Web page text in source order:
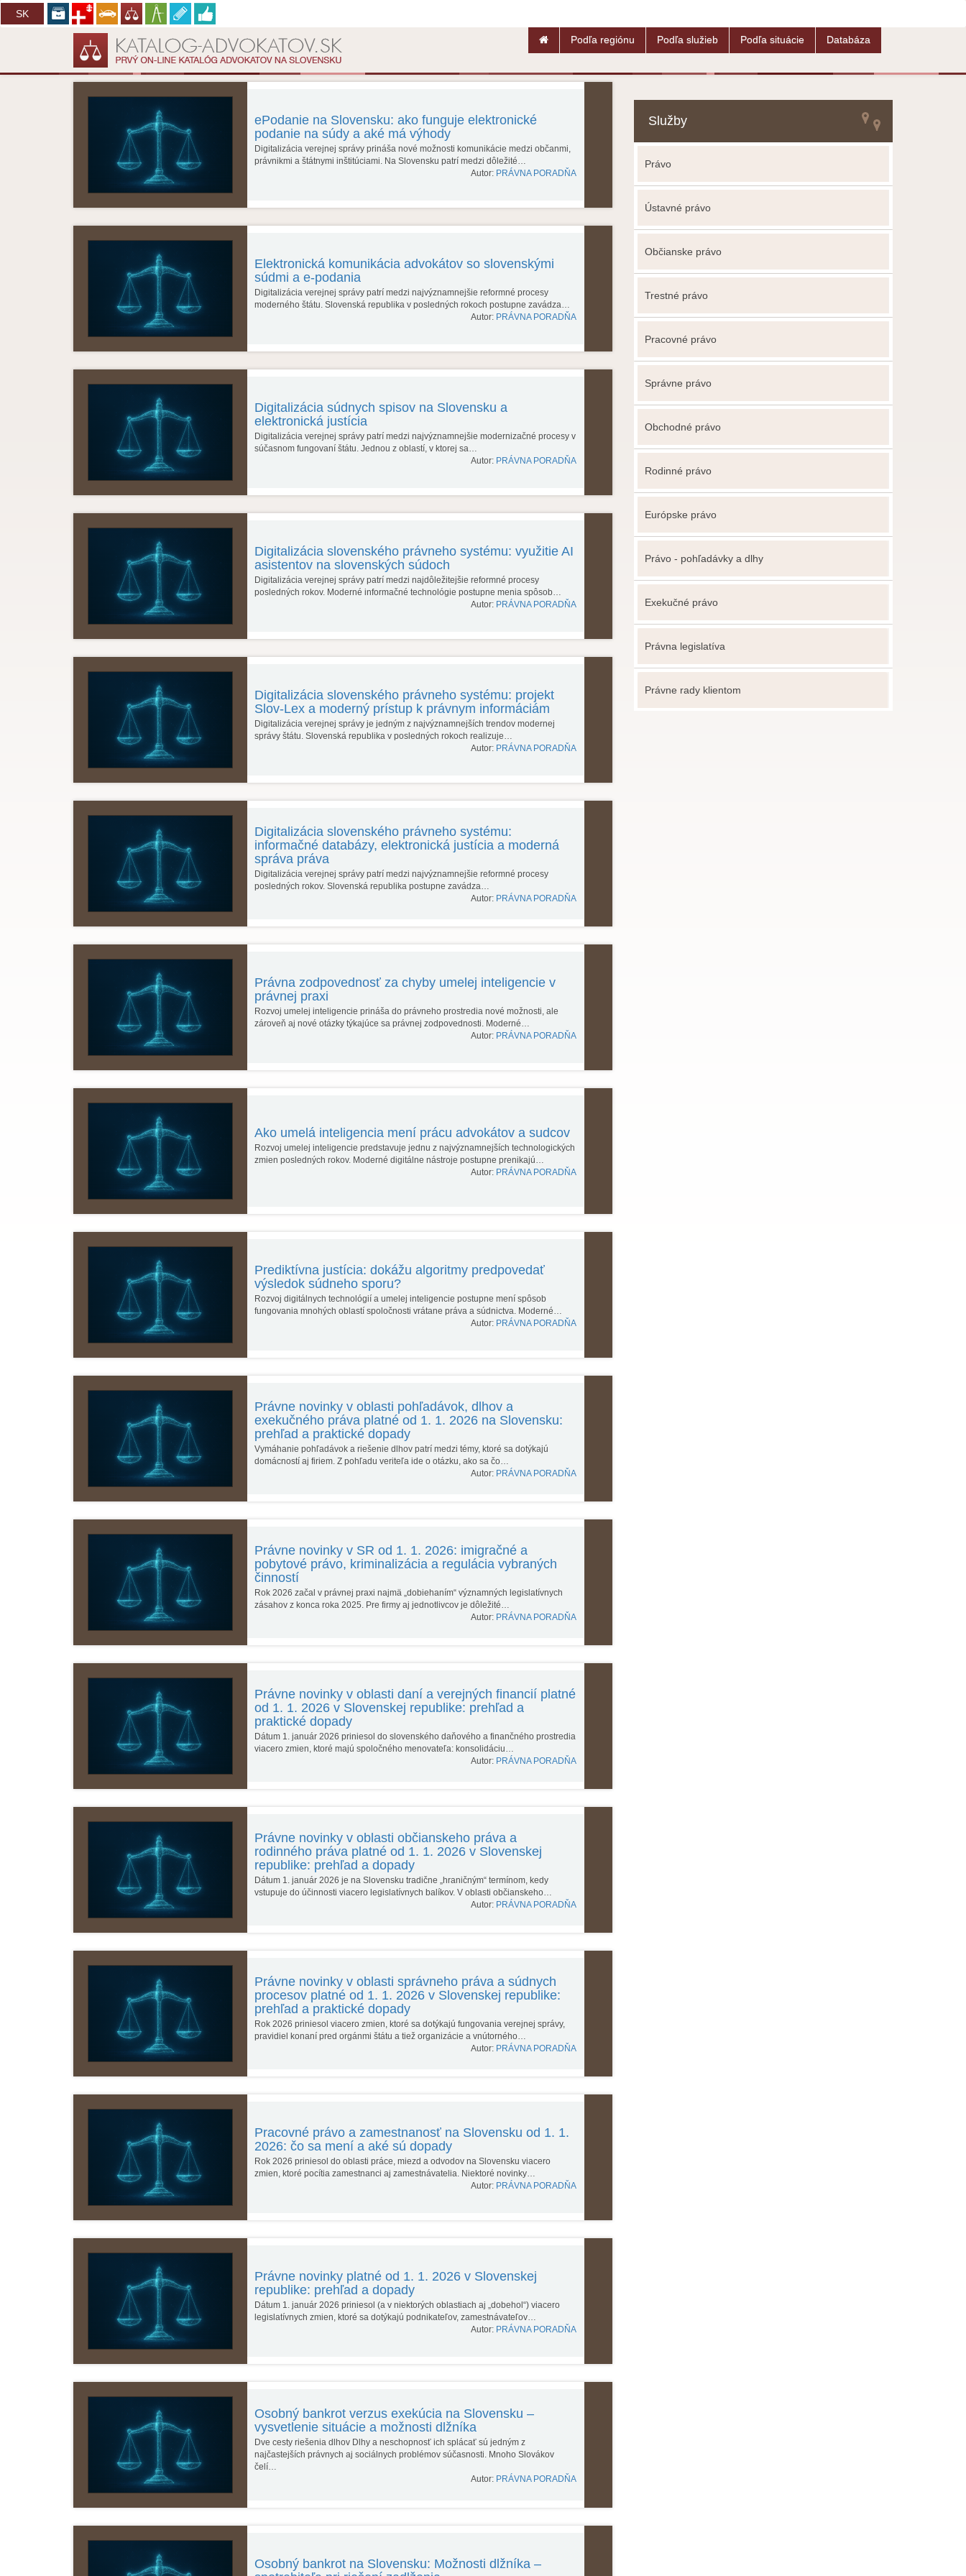
SK
CZ
Podľa regiónu Podľa služieb Podľa situácie Databáza
ePodanie na Slovensku: ako funguje elektronické
podanie na súdy a aké má výhody
Digitalizácia verejnej správy prináša nové možnosti komunikácie medzi občanmi,
právnikmi a štátnymi inštitúciami. Na Slovensku patrí medzi dôležité…
Autor: PRÁVNA PORADŇA
Elektronická komunikácia advokátov so slovenskými
súdmi a e-podania
Digitalizácia verejnej správy patrí medzi najvýznamnejšie reformné procesy
moderného štátu. Slovenská republika v posledných rokoch postupne zavádza…
Autor: PRÁVNA PORADŇA
Digitalizácia súdnych spisov na Slovensku a
elektronická justícia
Digitalizácia verejnej správy patrí medzi najvýznamnejšie modernizačné procesy v
súčasnom fungovaní štátu. Jednou z oblastí, v ktorej sa…
Autor: PRÁVNA PORADŇA
Digitalizácia slovenského právneho systému: využitie AI
asistentov na slovenských súdoch
Digitalizácia verejnej správy patrí medzi najdôležitejšie reformné procesy
posledných rokov. Moderné informačné technológie postupne menia spôsob…
Autor: PRÁVNA PORADŇA
Digitalizácia slovenského právneho systému: projekt
Slov-Lex a moderný prístup k právnym informáciám
Digitalizácia verejnej správy je jedným z najvýznamnejších trendov modernej
správy štátu. Slovenská republika v posledných rokoch realizuje…
Autor: PRÁVNA PORADŇA
Digitalizácia slovenského právneho systému:
informačné databázy, elektronická justícia a moderná
správa práva
Digitalizácia verejnej správy patrí medzi najvýznamnejšie reformné procesy
posledných rokov. Slovenská republika postupne zavádza…
Autor: PRÁVNA PORADŇA
Právna zodpovednosť za chyby umelej inteligencie v
právnej praxi
Rozvoj umelej inteligencie prináša do právneho prostredia nové možnosti, ale
zároveň aj nové otázky týkajúce sa právnej zodpovednosti. Moderné…
Autor: PRÁVNA PORADŇA
Ako umelá inteligencia mení prácu advokátov a sudcov
Rozvoj umelej inteligencie predstavuje jednu z najvýznamnejších technologických
zmien posledných rokov. Moderné digitálne nástroje postupne prenikajú…
Autor: PRÁVNA PORADŇA
Prediktívna justícia: dokážu algoritmy predpovedať
výsledok súdneho sporu?
Rozvoj digitálnych technológií a umelej inteligencie postupne mení spôsob
fungovania mnohých oblastí spoločnosti vrátane práva a súdnictva. Moderné…
Autor: PRÁVNA PORADŇA
Právne novinky v oblasti pohľadávok, dlhov a
exekučného práva platné od 1. 1. 2026 na Slovensku:
prehľad a praktické dopady
Vymáhanie pohľadávok a riešenie dlhov patrí medzi témy, ktoré sa dotýkajú
domácností aj firiem. Z pohľadu veriteľa ide o otázku, ako sa čo…
Autor: PRÁVNA PORADŇA
Právne novinky v SR od 1. 1. 2026: imigračné a
pobytové právo, kriminalizácia a regulácia vybraných
činností
Rok 2026 začal v právnej praxi najmä „dobiehaním“ významných legislatívnych
zásahov z konca roka 2025. Pre firmy aj jednotlivcov je dôležité…
Autor: PRÁVNA PORADŇA
Právne novinky v oblasti daní a verejných financií platné
od 1. 1. 2026 v Slovenskej republike: prehľad a
praktické dopady
Dátum 1. január 2026 priniesol do slovenského daňového a finančného prostredia
viacero zmien, ktoré majú spoločného menovateľa: konsolidáciu…
Autor: PRÁVNA PORADŇA
Právne novinky v oblasti občianskeho práva a
rodinného práva platné od 1. 1. 2026 v Slovenskej
republike: prehľad a dopady
Dátum 1. január 2026 je na Slovensku tradične „hraničným“ termínom, kedy
vstupuje do účinnosti viacero legislatívnych balíkov. V oblasti občianskeho…
Autor: PRÁVNA PORADŇA
Právne novinky v oblasti správneho práva a súdnych
procesov platné od 1. 1. 2026 v Slovenskej republike:
prehľad a praktické dopady
Rok 2026 priniesol viacero zmien, ktoré sa dotýkajú fungovania verejnej správy,
pravidiel konaní pred orgánmi štátu a tiež organizácie a vnútorného…
Autor: PRÁVNA PORADŇA
Pracovné právo a zamestnanosť na Slovensku od 1. 1.
2026: čo sa mení a aké sú dopady
Rok 2026 priniesol do oblasti práce, miezd a odvodov na Slovensku viacero
zmien, ktoré pocítia zamestnanci aj zamestnávatelia. Niektoré novinky…
Autor: PRÁVNA PORADŇA
Právne novinky platné od 1. 1. 2026 v Slovenskej
republike: prehľad a dopady
Dátum 1. január 2026 priniesol (a v niektorých oblastiach aj „dobehol“) viacero
legislatívnych zmien, ktoré sa dotýkajú podnikateľov, zamestnávateľov…
Autor: PRÁVNA PORADŇA
Osobný bankrot verzus exekúcia na Slovensku –
vysvetlenie situácie a možnosti dlžníka
Dve cesty riešenia dlhov Dlhy a neschopnosť ich splácať sú jedným z
najčastejších právnych aj sociálnych problémov súčasnosti. Mnoho Slovákov
čelí…
Autor: PRÁVNA PORADŇA
Osobný bankrot na Slovensku: Možnosti dlžníka –
Služby
Právo
Ústavné právo
Občianske právo
Trestné právo
Pracovné právo
Správne právo
Obchodné právo
Rodinné právo
Európske právo
Právo - pohľadávky a dlhy
Exekučné právo
Právna legislatíva
Právne rady klientom